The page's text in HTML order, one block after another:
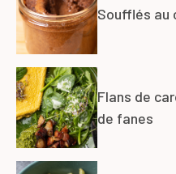
Soufflés au
Flans de
de fanes